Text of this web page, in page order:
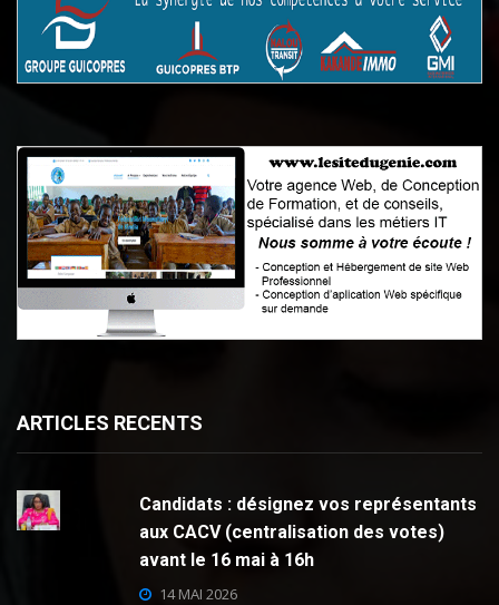
ARTICLES RECENTS
Candidats : désignez vos représentants
aux CACV (centralisation des votes)
avant le 16 mai à 16h
14 MAI 2026